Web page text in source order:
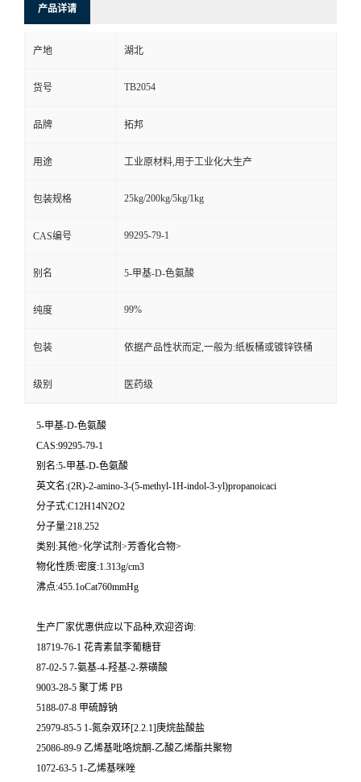
产品详请
产地 湖北
货号 TB2054
品牌 拓邦
用途 工业原材料,用于工业化大生产
包装规格 25kg/200kg/5kg/1kg
CAS编号 99295-79-1
别名 5-甲基-D-色氨酸
纯度 99%
包装 依据产品性状而定,一般为:纸板桶或镀锌铁桶
级别 医药级
5-甲基-D-色氨酸
CAS:99295-79-1
别名:5-甲基-D-色氨酸
英文名:(2R)-2-amino-3-(5-methyl-1H-indol-3-yl)propanoicaci
分子式:C12H14N2O2
分子量:218.252
类别:其他>化学试剂>芳香化合物>
物化性质:密度:1.313g/cm3
沸点:455.1oCat760mmHg
生产厂家优惠供应以下品种,欢迎咨询:
18719-76-1 花青素鼠李葡糖苷
87-02-5 7-氨基-4-羟基-2-萘磺酸
9003-28-5 聚丁烯 PB
5188-07-8 甲硫醇钠
25979-85-5 1-氮杂双环[2.2.1]庚烷盐酸盐
25086-89-9 乙烯基吡咯烷酮-乙酸乙烯酯共聚物
1072-63-5 1-乙烯基咪唑